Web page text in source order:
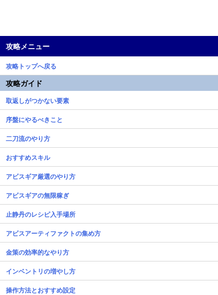
攻略メニュー
攻略トップへ戻る
攻略ガイド
取返しがつかない要素
序盤にやるべきこと
二刀流のやり方
おすすめスキル
アビスギア厳選のやり方
アビスギアの無限稼ぎ
止静丹のレシピ入手場所
アビスアーティファクトの集め方
金策の効率的なやり方
インベントリの増やし方
操作方法とおすすめ設定